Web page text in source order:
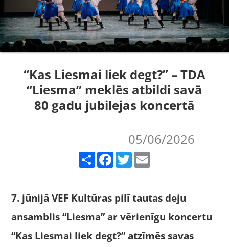
“Kas Liesmai liek degt?” – TDA
“Liesma” meklēs atbildi savā
80 gadu jubilejas koncertā
05/06/2026
Share Facebook Twitter
7. jūnijā VEF Kultūras pilī tautas deju
ansamblis “Liesma” ar vērienīgu koncertu
“Kas Liesmai liek degt?” atzīmēs savas